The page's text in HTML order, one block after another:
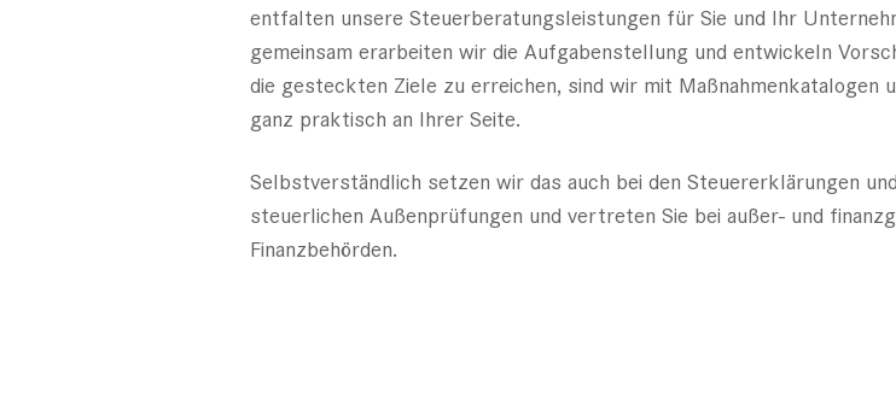
entfalten unsere Steuerberatungsleistungen für Sie und Ihr
gemeinsam erarbeiten wir die Aufgabenstellung und entwickeln
die gesteckten Ziele zu erreichen, sind wir mit
ganz praktisch an Ihrer Seite.
Selbstverständlich setzen wir das auch bei den Steuererklärungen
steuerlichen Außenprüfungen und vertreten Sie bei außer- und
Finanzbehörden.